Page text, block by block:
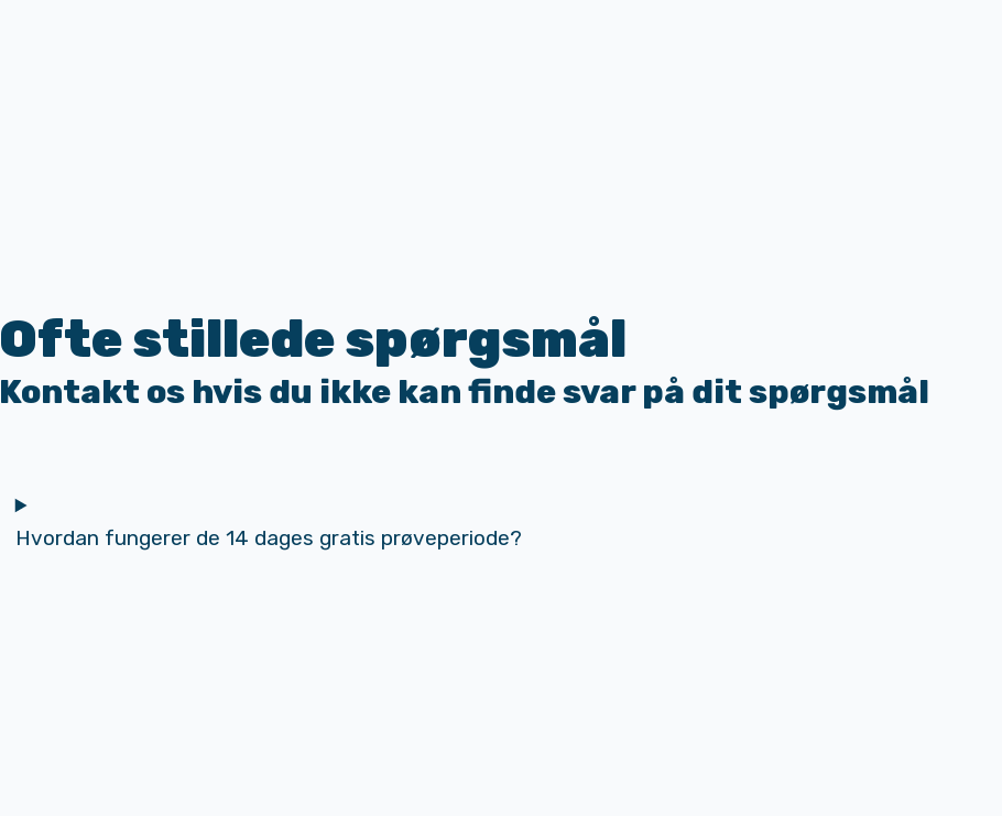
Ofte stillede spørgsmål
Kontakt os hvis du ikke kan finde svar på dit spørgsmål
Hvordan fungerer de 14 dages gratis prøveperiode?